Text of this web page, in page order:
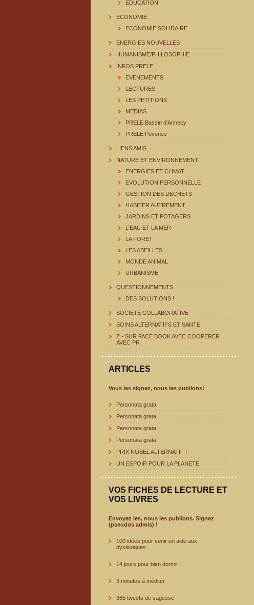
EDUCATION
ECONOMIE
ECONOMIE SOLIDAIRE
ENERGIES NOUVELLES
HUMANISME/PHILOSOPHIE
INFOS PRELE
EVENEMENTS
LECTURES
LES PETITIONS
MEDIAS
PRELE Bassin d'Annecy
PRELE Povence
LIENS AMIS
NATURE ET ENVIRONNEMENT
ENERGIES ET CLIMAT
EVOLUTION PERSONNELLE
GESTION DES DECHETS
HABITER AUTREMENT
JARDINS ET POTAGERS
L'EAU ET LA MER
LA FORET
LES ABEILLES
MONDE ANIMAL
URBANISME
QUESTIONNEMENTS
DES SOLUTIONS !
SOCIETE COLLABORATIVE
SOINS ALTERNATIFS ET SANTE
Z - SUR FACE BOOK AVEC COOPERER
AVEC PR
ARTICLES
Vous les signez, nous les publions!
Personata grata
Personata grata
Personata grata
Personata grata
PRIX NOBEL ALTERNATIF !
UN ESPOIR POUR LA PLANETE
VOS FICHES DE LECTURE ET
VOS LIVRES
Envoyez les, nous les publions. Signez
(pseudos admis) !
100 idées pour venir en aide aux
dyslexiques
14 jours pour bien dormir
3 minutes à méditer
365 tweets de sagesse